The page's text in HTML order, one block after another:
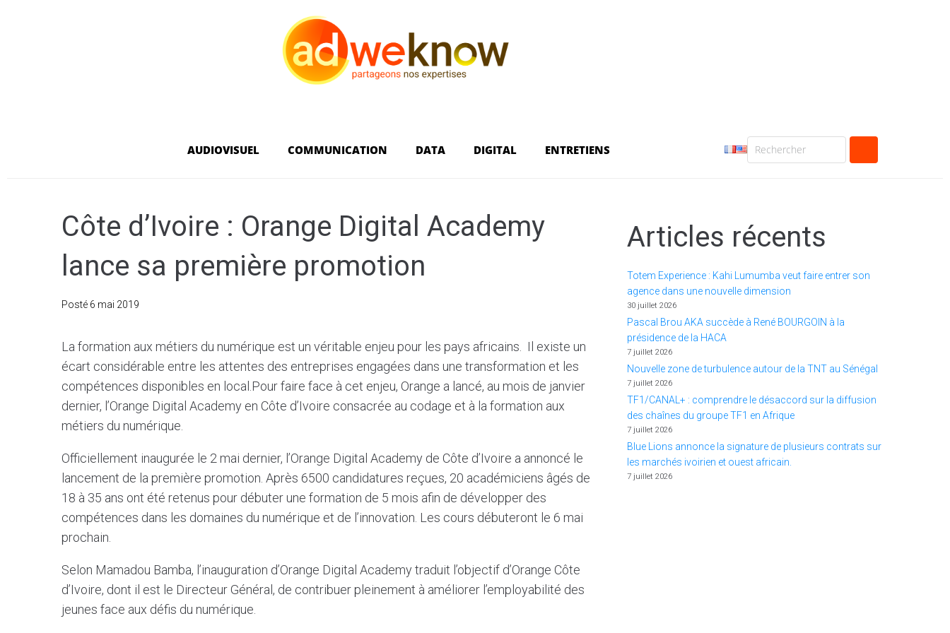
AUDIOVISUEL COMMUNICATION DATA DIGITAL ENTRETIENS
Côte d’Ivoire : Orange Digital Academy
lance sa première promotion
Posté 6 mai 2019
La formation aux métiers du numérique est un véritable enjeu pour les pays africains. Il existe un
écart considérable entre les attentes des entreprises engagées dans une transformation et les
compétences disponibles en local.Pour faire face à cet enjeu, Orange a lancé, au mois de janvier
dernier, l’Orange Digital Academy en Côte d’Ivoire consacrée au codage et à la formation aux
métiers du numérique.
Officiellement inaugurée le 2 mai dernier, l’Orange Digital Academy de Côte d’Ivoire a annoncé le
lancement de la première promotion. Après 6500 candidatures reçues, 20 académiciens âgés de
18 à 35 ans ont été retenus pour débuter une formation de 5 mois afin de développer des
compétences dans les domaines du numérique et de l’innovation. Les cours débuteront le 6 mai
prochain.
Selon Mamadou Bamba, l’inauguration d’Orange Digital Academy traduit l’objectif d’Orange Côte
d’Ivoire, dont il est le Directeur Général, de contribuer pleinement à améliorer l’employabilité des
jeunes face aux défis du numérique.
Articles récents
Totem Experience : Kahi Lumumba veut faire entrer son
agence dans une nouvelle dimension
30 juillet 2026
Pascal Brou AKA succède à René BOURGOIN à la
présidence de la HACA
7 juillet 2026
Nouvelle zone de turbulence autour de la TNT au Sénégal
7 juillet 2026
TF1/CANAL+ : comprendre le désaccord sur la diffusion
des chaînes du groupe TF1 en Afrique
7 juillet 2026
Blue Lions annonce la signature de plusieurs contrats sur
les marchés ivoirien et ouest africain.
7 juillet 2026